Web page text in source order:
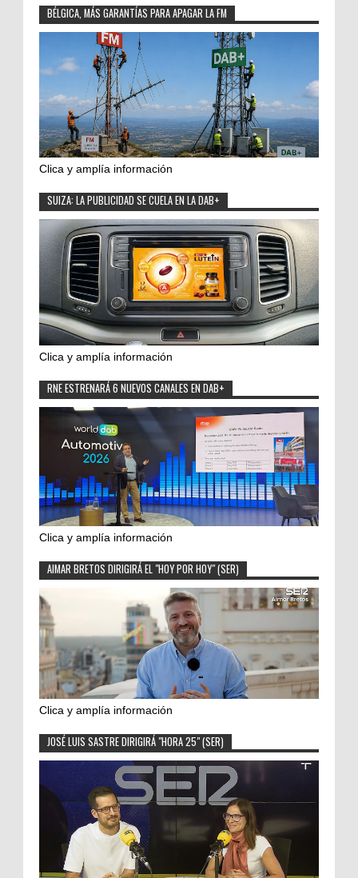
BÉLGICA, MÁS GARANTÍAS PARA APAGAR LA FM
Clica y amplía información
SUIZA: LA PUBLICIDAD SE CUELA EN LA DAB+
Clica y amplía información
RNE ESTRENARÁ 6 NUEVOS CANALES EN DAB+
Clica y amplía información
AIMAR BRETOS DIRIGIRÁ EL "HOY POR HOY" (SER)
Clica y amplía información
JOSÉ LUIS SASTRE DIRIGIRÁ "HORA 25" (SER)